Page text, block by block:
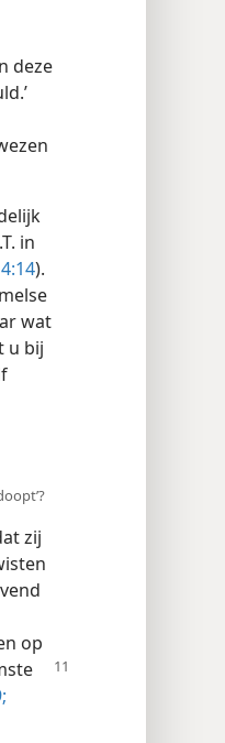
deze
in
).
wat
u bij
zij
op